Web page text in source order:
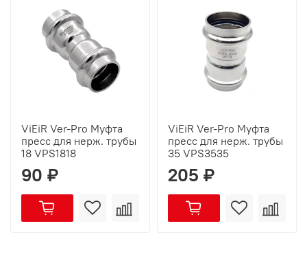
ViEiR Ver-Pro Муфта
пресс для нерж. трубы
18 VPS1818
90 ₽
ViEiR Ver-Pro Муфта
пресс для нерж. трубы
35 VPS3535
205 ₽